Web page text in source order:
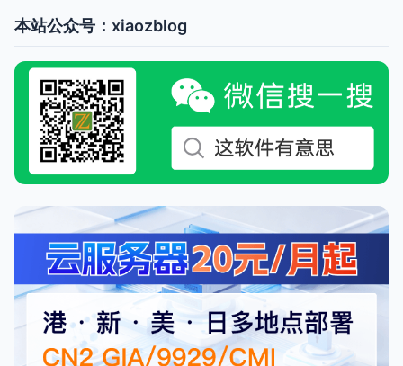
本站公众号：xiaozblog